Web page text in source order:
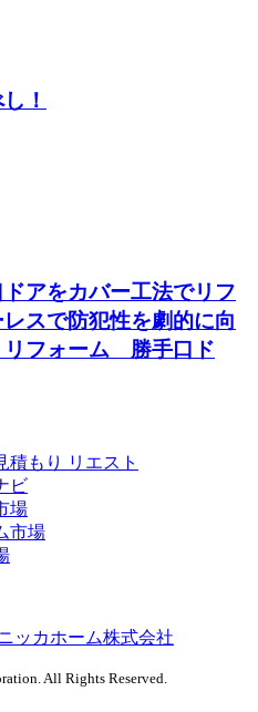
！
ドアをカバー工法でリフ
スで防犯性を劇的に向
フォーム 勝手口ド
ッカホーム株式会社
All Rights Reserved.